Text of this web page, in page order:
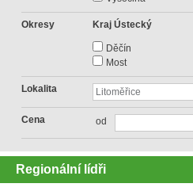
Okresy Kraj Ústecký
Děčín
Most
Lokalita
Cena od
Regionální lídři